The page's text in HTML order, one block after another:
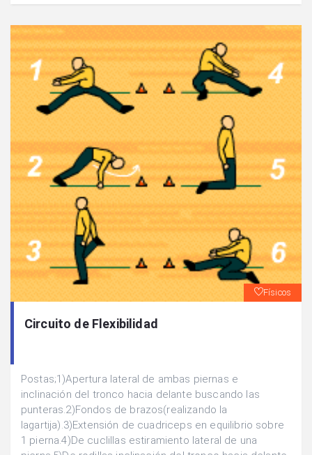
Físicos
Circuito de Flexibilidad
Postas;1)Apertura lateral de ambas piernas e
inclinación del tronco hacia delante buscando las
punteras.2)Fondos de brazos(realizando la
lagartija).3)Extensión de cuadriceps en equilibrio sobre
1 pierna.4)De cuclillas estiramiento lateral de una